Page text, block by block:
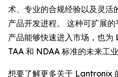
术、专业的合规经验以及灵活
产品开发进程。 这种可扩展
产品能够快速进入市场，也
TAA 和 NDAA 标准的未来工
想要了解更多关于 Lantronix